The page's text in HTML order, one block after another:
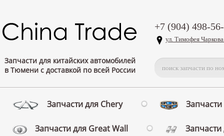
Запчасти для китайских автомобилей
в Тюмени с доставкой по всей России
+7 (904) 498-
ул. Тимофея
Запчасти для Chery
Запчасти для Great Wall